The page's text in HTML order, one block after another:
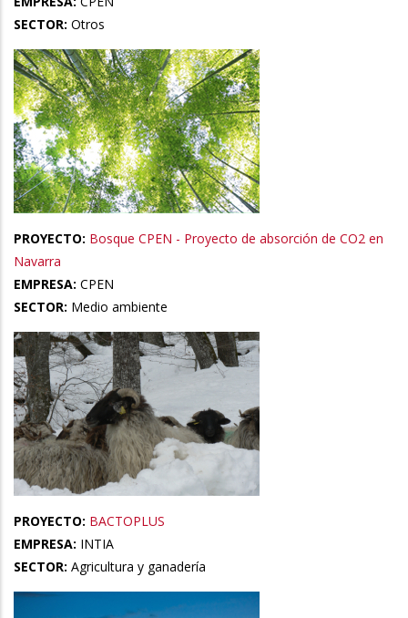
SECTOR: Otros
PROYECTO: Bosque CPEN - Proyecto de absorción de CO2 en
Navarra
EMPRESA: CPEN
SECTOR: Medio ambiente
PROYECTO: BACTOPLUS
EMPRESA: INTIA
SECTOR: Agricultura y ganadería